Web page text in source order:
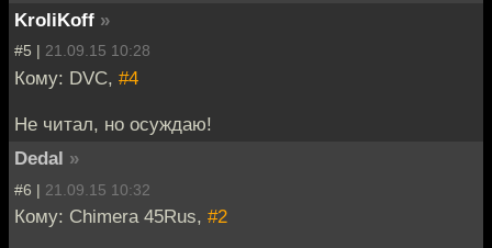
KroliKoff »
#5 | 21.09.15 10:28
Кому: DVC, #4
Не читал, но осуждаю!
Dedal »
#6 | 21.09.15 10:32
Кому: Chimera 45Rus, #2